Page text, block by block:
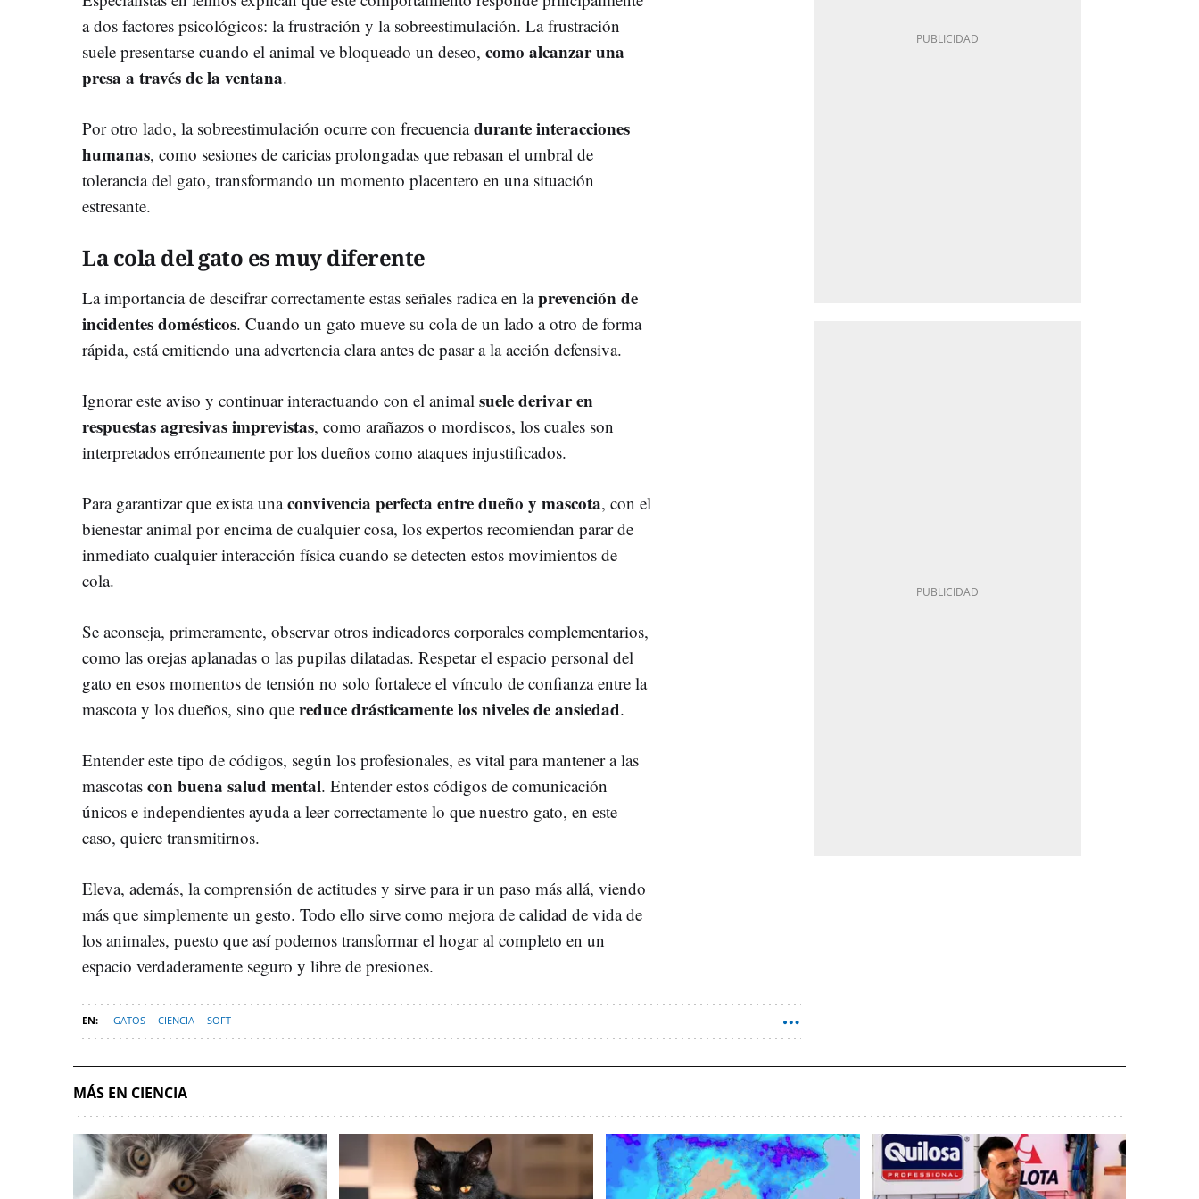
a dos factores psicológicos: la frustración y la sobreestimulación. La frustración
suele presentarse cuando el animal ve bloqueado un deseo, como alcanzar una
presa a través de la ventana.
Por otro lado, la sobreestimulación ocurre con frecuenciadurante interacciones
humanas, como sesiones de caricias prolongadas que rebasan el umbral de
tolerancia del gato, transformando un momento placentero en una situación
estresante.
La cola del gato es muy diferente
La importancia de descifrar correctamente estas señales radica en laprevención de
incidentes domésticos. Cuando un gato mueve su cola de un lado a otro de forma
rápida, está emitiendo una advertencia clara antes de pasar a la acción defensiva.
Ignorar este aviso y continuar interactuando con el animal suele derivar en
respuestas agresivas imprevistas, como arañazos o mordiscos, los cuales son
interpretados erróneamente por los dueños como ataques injustificados.
Para garantizar que exista unaconvivencia perfecta entre dueño y mascota, con el
bienestar animal por encima de cualquier cosa, los expertos recomiendan parar de
inmediato cualquier interacción física cuando se detecten estos movimientos de
cola.
Se aconseja, primeramente, observar otros indicadores corporales complementarios,
como las orejas aplanadas o las pupilas dilatadas. Respetar el espacio personal del
gato en esos momentos de tensión no solo fortalece el vínculo de confianza entre la
mascota y los dueños, sino que reduce drásticamente los niveles de ansiedad.
Entender este tipo de códigos, según los profesionales, es vital para mantener a las
mascotas con buena salud mental. Entender estos códigos de comunicación
únicos e independientes ayuda a leer correctamente lo que nuestro gato, en este
caso, quiere transmitirnos.
Eleva, además, la comprensión de actitudes y sirve para ir un paso más allá, viendo
más que simplemente un gesto. Todo ello sirve como mejora de calidad de vida de
los animales, puesto que así podemos transformar el hogar al completo en un
espacio verdaderamente seguro y libre de presiones.
GATOS CIENCIA SOFT
MÁS EN CIENCIA